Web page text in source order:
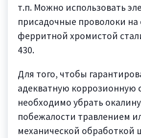
т.п. Можно использовать
присадочные проволоки на
ферритной хромистой
430.
Для того, чтобы
адекватную коррозионную
необходимо убрать
побежалости травлением
механической обработкой